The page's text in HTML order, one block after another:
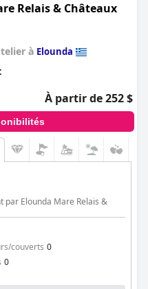
Relais & Châteaux
à Elounda
À partir de 252 $
par Elounda Mare Relais &
couverts 0
0